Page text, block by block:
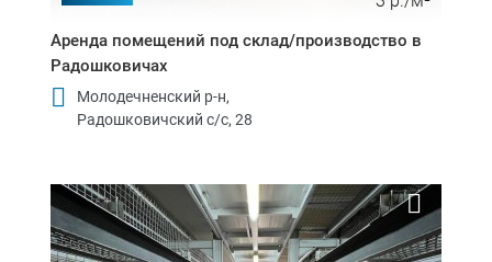
Аренда помещений под склад/производство в
Радошковичах
Молодечненский р-н,
Радошковичский с/c, 28